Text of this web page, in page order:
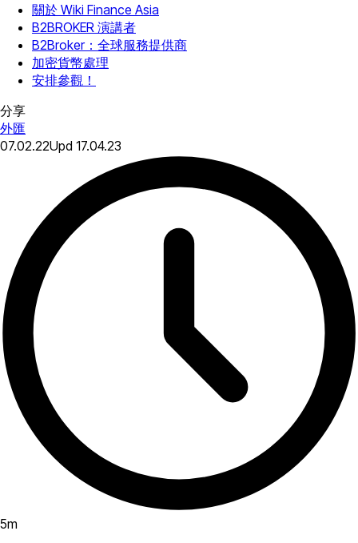
關於 Wiki Finance Asia
B2BROKER 演講者
B2Broker：全球服務提供商
加密貨幣處理
安排參觀！
分享
外匯
07.02.22Upd 17.04.23
5m